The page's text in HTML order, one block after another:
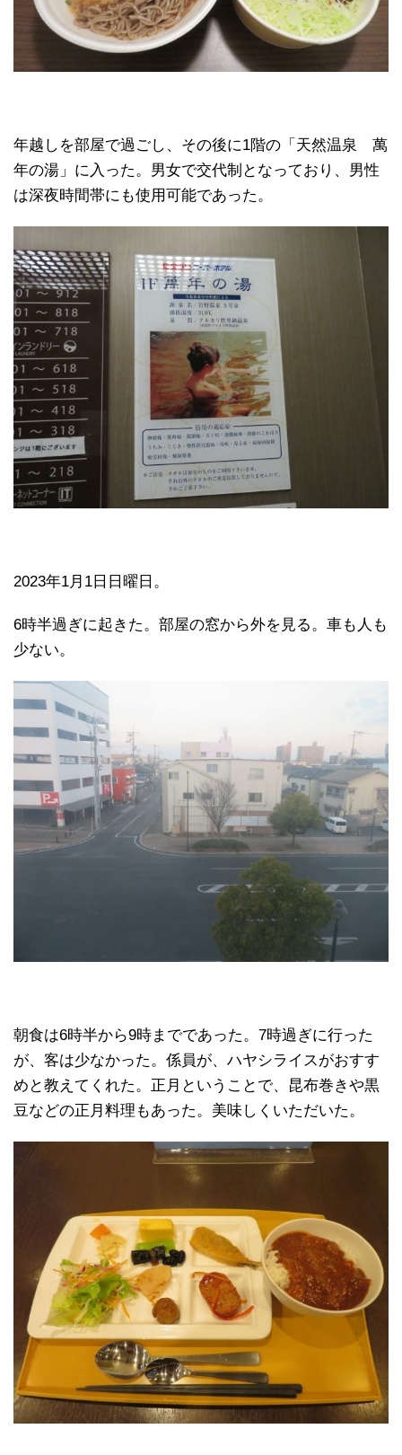
年越しを部屋で過ごし、その後に1階の「天然温泉 萬
年の湯」に入った。男女で交代制となっており、男性
は深夜時間帯にも使用可能であった。
2023年1月1日日曜日。
6時半過ぎに起きた。部屋の窓から外を見る。車も人も
少ない。
朝食は6時半から9時までであった。7時過ぎに行った
が、客は少なかった。係員が、ハヤシライスがおすす
めと教えてくれた。正月ということで、昆布巻きや黒
豆などの正月料理もあった。美味しくいただいた。